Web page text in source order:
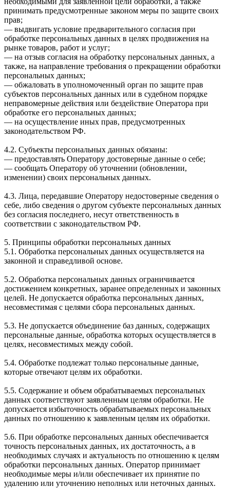
принимать предусмотренные законом меры по защите своих
прав;
— выдвигать условие предварительного согласия при
обработке персональных данных в целях продвижения на
рынке товаров, работ и услуг;
— на отзыв согласия на обработку персональных данных, а
также, на направление требования о прекращении обработки
персональных данных;
— обжаловать в уполномоченный орган по защите прав
субъектов персональных данных или в судебном порядке
неправомерные действия или бездействие Оператора при
обработке его персональных данных;
— на осуществление иных прав, предусмотренных
законодательством РФ.
4.2. Субъекты персональных данных обязаны:
— предоставлять Оператору достоверные данные о себе;
— сообщать Оператору об уточнении (обновлении,
изменении) своих персональных данных.
4.3. Лица, передавшие Оператору недостоверные сведения о
себе, либо сведения о другом субъекте персональных данных
без согласия последнего, несут ответственность в
соответствии с законодательством РФ.
5. Принципы обработки персональных данных
5.1. Обработка персональных данных осуществляется на
законной и справедливой основе.
5.2. Обработка персональных данных ограничивается
достижением конкретных, заранее определенных и законных
целей. Не допускается обработка персональных данных,
несовместимая с целями сбора персональных данных.
5.3. Не допускается объединение баз данных, содержащих
персональные данные, обработка которых осуществляется в
целях, несовместимых между собой.
5.4. Обработке подлежат только персональные данные,
которые отвечают целям их обработки.
5.5. Содержание и объем обрабатываемых персональных
данных соответствуют заявленным целям обработки. Не
допускается избыточность обрабатываемых персональных
данных по отношению к заявленным целям их обработки.
5.6. При обработке персональных данных обеспечивается
точность персональных данных, их достаточность, а в
необходимых случаях и актуальность по отношению к целям
обработки персональных данных. Оператор принимает
необходимые меры и/или обеспечивает их принятие по
удалению или уточнению неполных или неточных данных.